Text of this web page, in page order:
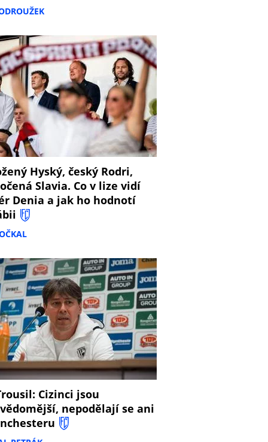
Hyský, český Rodri,
Slavia. Co v lize vidí
Denia a jak ho hodnotí
Cizinci jsou
nepodělají se ani